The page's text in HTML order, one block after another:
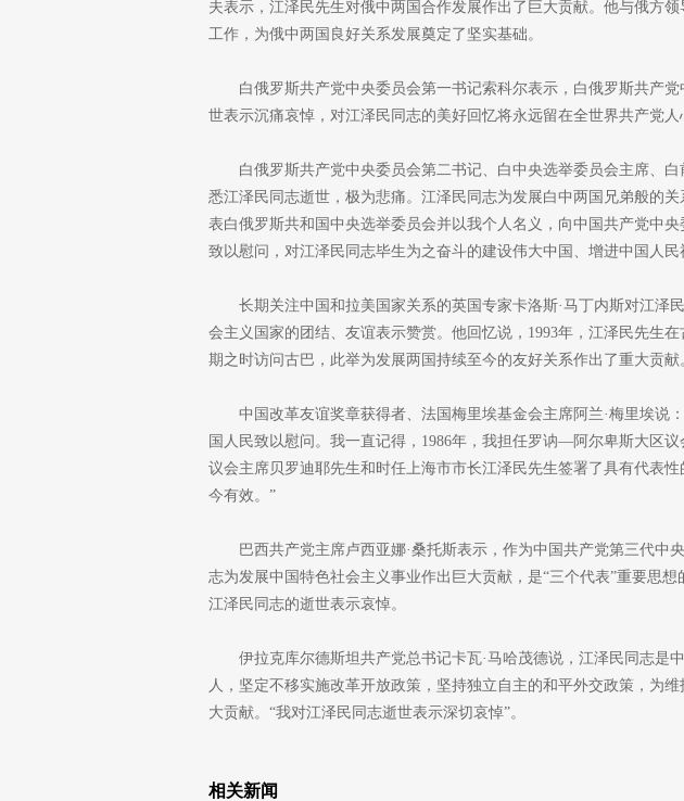
夫表示，江泽民先生对俄中两国合作发展作出了巨大贡献。他与俄方
工作，为俄中两国良好关系发展奠定了坚实基础。
白俄罗斯共产党中央委员会第一书记索科尔表示，白俄罗斯共产
世表示沉痛哀悼，对江泽民同志的美好回忆将永远留在全世界共产党人
白俄罗斯共产党中央委员会第二书记、白中央选举委员会主席、
悉江泽民同志逝世，极为悲痛。江泽民同志为发展白中两国兄弟般的
表白俄罗斯共和国中央选举委员会并以我个人名义，向中国共产党中
致以慰问，对江泽民同志毕生为之奋斗的建设伟大中国、增进中国人
长期关注中国和拉美国家关系的英国专家卡洛斯·马丁内斯对江泽
会主义国家的团结、友谊表示赞赏。他回忆说，1993年，江泽民先生
期之时访问古巴，此举为发展两国持续至今的友好关系作出了重大贡献
中国改革友谊奖章获得者、法国梅里埃基金会主席阿兰·梅里埃说
国人民致以慰问。我一直记得，1986年，我担任罗讷—阿尔卑斯大区
议会主席贝罗迪耶先生和时任上海市市长江泽民先生签署了具有代表
今有效。”
巴西共产党主席卢西亚娜·桑托斯表示，作为中国共产党第三代中
志为发展中国特色社会主义事业作出巨大贡献，是“三个代表”重要思
江泽民同志的逝世表示哀悼。
伊拉克库尔德斯坦共产党总书记卡瓦·马哈茂德说，江泽民同志是
人，坚定不移实施改革开放政策，坚持独立自主的和平外交政策，为
大贡献。“我对江泽民同志逝世表示深切哀悼”。
相关新闻